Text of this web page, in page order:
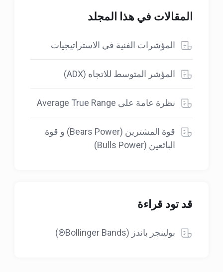
المقالات في هذا المجلد
المؤشرات الفنية في الاستراتيجيات
المؤشر المتوسط للاتجاه (ADX)
نظرة عامة على Average True Range
قوة المشترين (Bears Power) و قوة
البائعين (Bulls Power)
قد تود قراءة
بولينجر باندز (Bollinger Bands®)